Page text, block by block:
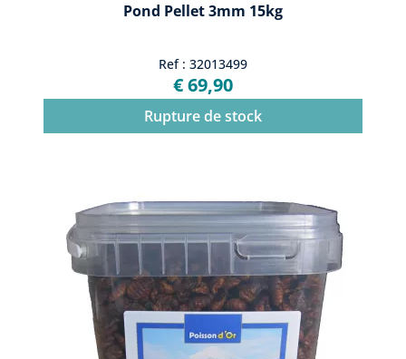
Pond Pellet 3mm 15kg
Ref : 32013499
€ 69,90
Rupture de stock